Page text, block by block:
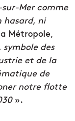
Mer comme
hasard, ni
Métropole,
des
et de la
de
notre flotte
».